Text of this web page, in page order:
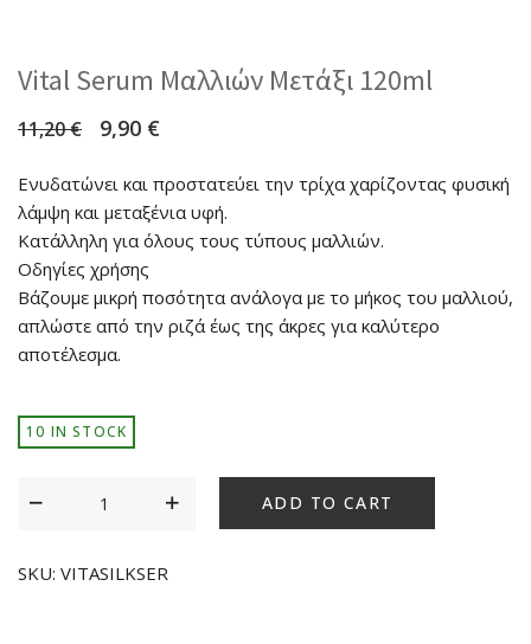
Vital Serum Μαλλιών Μετάξι 120ml
11,20€ 9,90 €
Ενυδατώνει και προστατεύει την τρίχα χαρίζοντας φυσική
λάμψη και μεταξένια υφή.
Κατάλληλη για όλους τους τύπους μαλλιών.
Οδηγίες χρήσης
Βάζουμε μικρή ποσότητα ανάλογα με το μήκος του μαλλιού,
απλώστε από την ριζά έως της άκρες για καλύτερο
αποτέλεσμα.
10 IN STOCK
ADD TO CART
SKU: VITASILKSER